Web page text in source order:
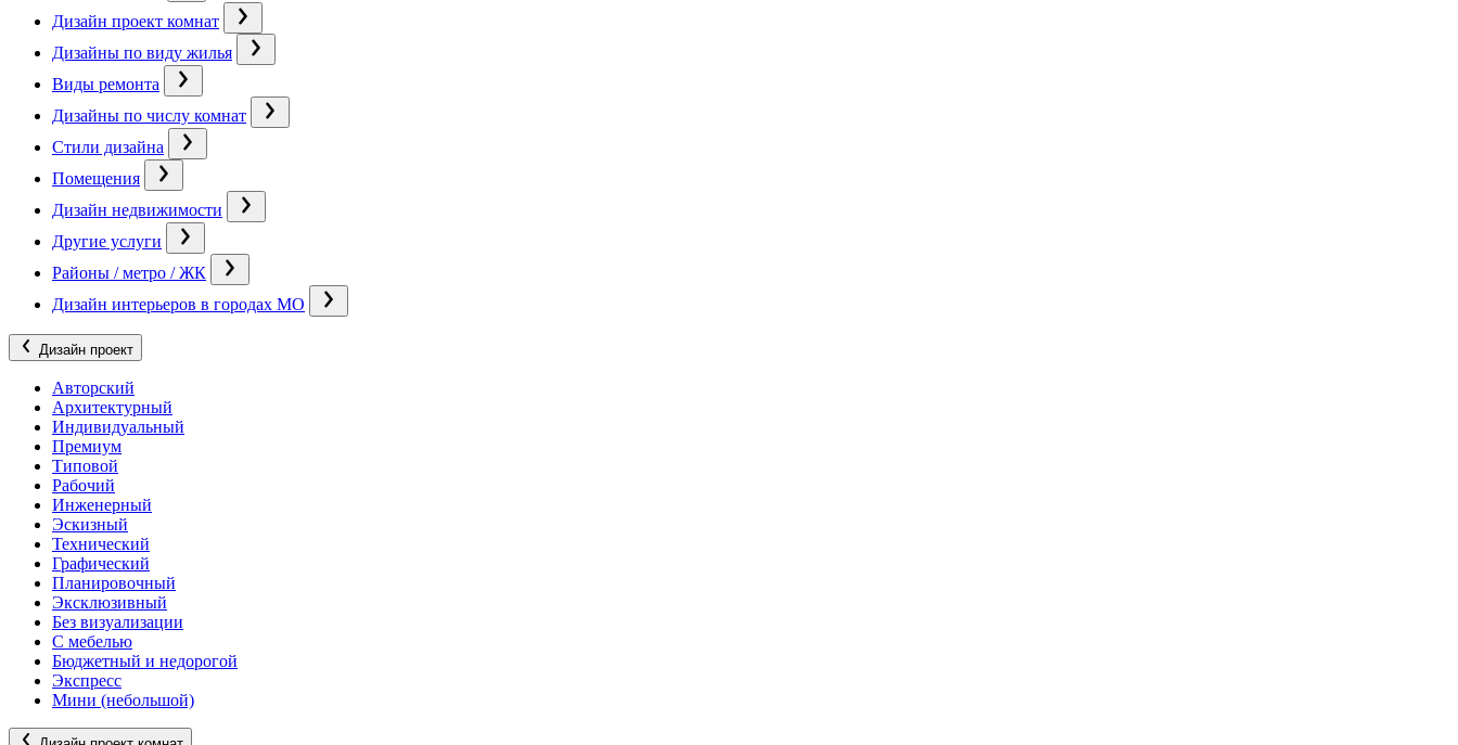
Дизайн проект комнат
Дизайны по виду жилья
Виды ремонта
Дизайны по числу комнат
Стили дизайна
Помещения
Дизайн недвижимости
Другие услуги
Районы / метро / ЖК
Дизайн интерьеров в городах МО
Дизайн проект
Авторский
Архитектурный
Индивидуальный
Премиум
Типовой
Рабочий
Инженерный
Эскизный
Технический
Графический
Планировочный
Эксклюзивный
Без визуализации
С мебелью
Бюджетный и недорогой
Экспресс
Мини (небольшой)